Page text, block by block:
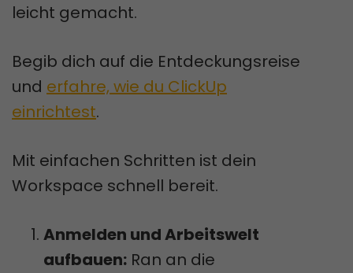
leicht gemacht.
Begib dich auf die Entdeckungsreise
und erfahre, wie du ClickUp
einrichtest.
Mit einfachen Schritten ist dein
Workspace schnell bereit.
Anmelden und Arbeitswelt
aufbauen: Ran an die